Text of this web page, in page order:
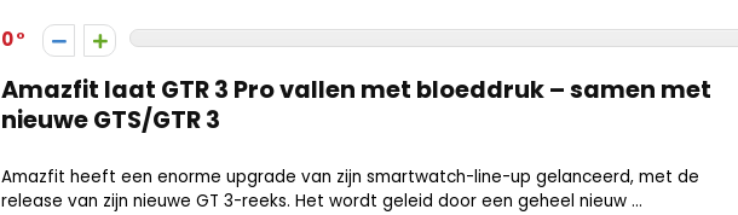
0
Amazfit laat GTR 3 Pro vallen met bloeddruk – samen met
nieuwe GTS/GTR 3
Amazfit heeft een enorme upgrade van zijn smartwatch-line-up gelanceerd, met de
release van zijn nieuwe GT 3-reeks. Het wordt geleid door een geheel nieuw ...